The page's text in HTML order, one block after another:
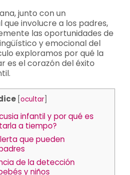
junto con un
involucre a los padres,
las oportunidades de
y emocional del
exploramos por qué la
es el corazón del éxito
ocultar]
infantil y por qué es
a tiempo?
que pueden
de la detección
y niños